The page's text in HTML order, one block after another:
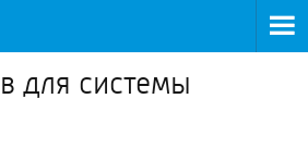
для системы